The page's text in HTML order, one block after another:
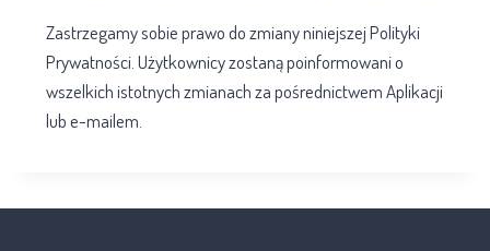
Zastrzegamy sobie prawo do zmiany niniejszej Polityki
Prywatności. Użytkownicy zostaną poinformowani o
wszelkich istotnych zmianach za pośrednictwem Aplikacji
lub e-mailem.